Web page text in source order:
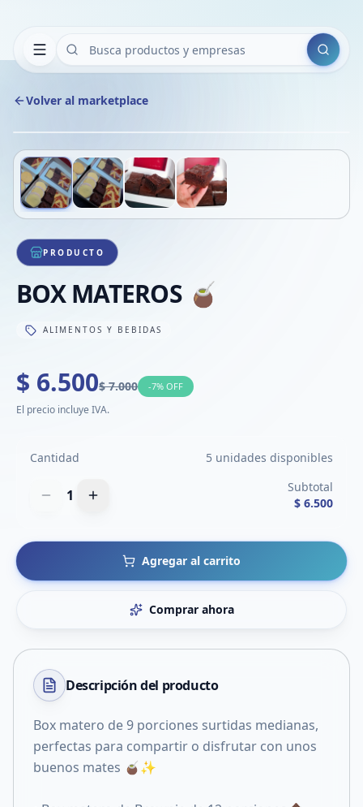
Buscar
Volver al marketplace
1/4
PRODUCTO
BOX MATEROS 🧉
ALIMENTOS Y BEBIDAS
$ 6.500$ 7.000 -7% OFF
El precio incluye IVA.
Cantidad 5 unidades disponibles
1
Subtotal
$ 6.500
Agregar al carrito
Comprar ahora
Descripción del producto
Box matero de 9 porciones surtidas medianas,
perfectas para compartir o disfrutar con unos
buenos mates 🧉✨